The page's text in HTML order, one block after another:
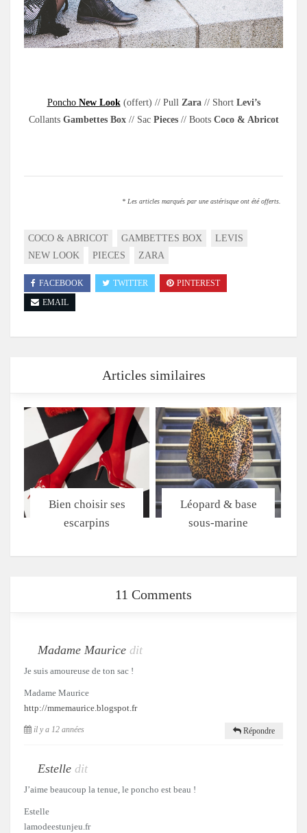
Poncho New Look(offert) // Pull Zara// Short Levi’s
Collants Gambettes Box// Sac Pieces// Boots Coco & Abricot
* Les articles marqués par une astérisque ont été offerts.
COCO & ABRICOT GAMBETTES BOX
LEVIS
NEW LOOK
PIECES ZARA
FACEBOOK TWITTER
PINTEREST
EMAIL
Articles similaires
Bien choisir ses
escarpins
Léopard & base
sous-marine
11 Comments
Madame Maurice dit
Je suis amoureuse de ton sac !
Madame Maurice
http://mmemaurice.blogspot.fr
il y a 12 années Répondre
Estelle dit
J’aime beaucoup la tenue, le poncho est beau !
Estelle
lamodeestunjeu.fr